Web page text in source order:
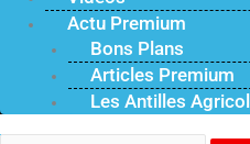
Actu Premium
Bons Plans
Articles Premium
Les Antilles